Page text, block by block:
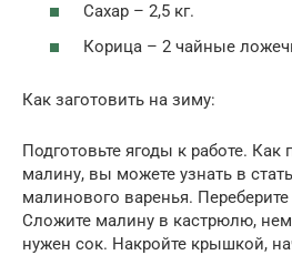
Сахар – 2,5 кг.
Корица – 2 чайные
Как заготовить на зиму:
Подготовьте ягоды к работе. Как
малину, вы можете узнать в
малинового варенья.
Сложите малину в кастрюлю,
нужен сок. Накройте крышкой,